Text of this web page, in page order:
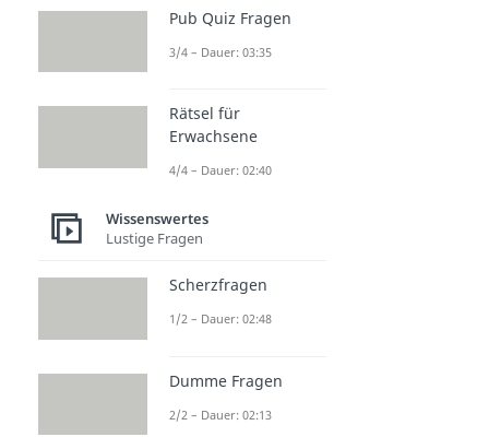
Pub Quiz Fragen
3/4 – Dauer: 03:35
Rätsel für
Erwachsene
4/4 – Dauer: 02:40
Wissenswertes
Lustige Fragen
Scherzfragen
1/2 – Dauer: 02:48
Dumme Fragen
2/2 – Dauer: 02:13